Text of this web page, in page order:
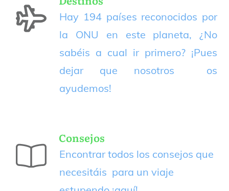
Hay 194 países reconocidos por
la ONU en este planeta, ¿No
sabéis a cual ir primero? ¡Pues
dejar que nosotros os
ayudemos!
Consejos
Encontrar todos los consejos que
necesitáis para un viaje